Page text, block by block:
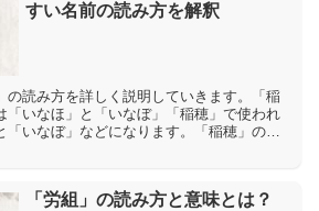
すい名前の読み方を解釈
の読み方を詳しく説明していきます。「稲
「いなほ」と「いなぼ」「稲穂」で使われ
「いなぼ」などになります。「稲穂」の漢
「労組」の読み方と意味とは？